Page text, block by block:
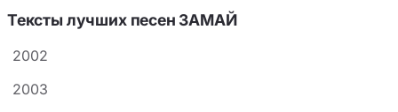
Тексты лучших песен ЗАМАЙ
2002
2003